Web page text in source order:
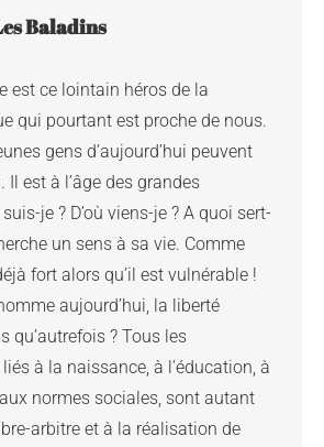
Baladins
est ce lointain héros de la
qui pourtant est proche de nous.
gens d’aujourd’hui peuvent
Il est à l’âge des grandes
je ? D’où viens-je ? A quoi sert-
un sens à sa vie. Comme
fort alors qu’il est vulnérable !
aujourd’hui, la liberté
qu’autrefois ? Tous les
à la naissance, à l’éducation, à
normes sociales, sont autant
arbitre et à la réalisation de